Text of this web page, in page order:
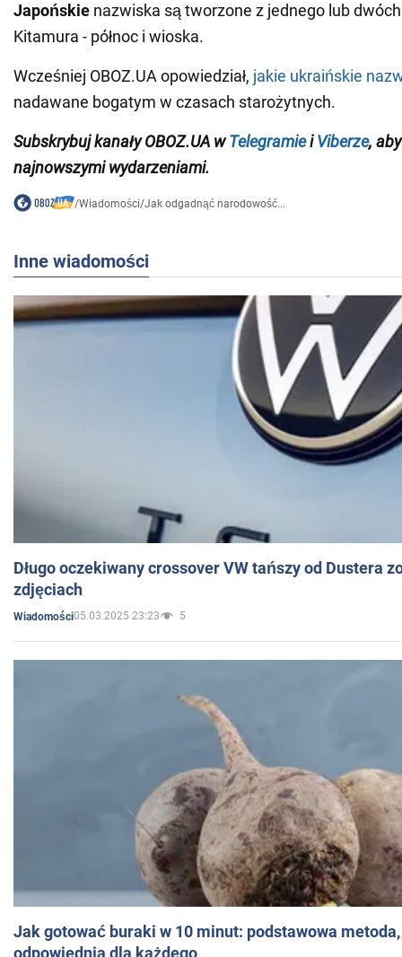
Japońskie nazwiska są tworzone z jednego lub dwóch
Kitamura - północ i wioska.
Wcześniej OBOZ.UA opowiedział, jakie ukraińskie
nadawane bogatym w czasach starożytnych.
Subskrybuj kanałyOBOZ.UA wTelegramieiViberze,
najnowszymi wydarzeniami.
/Wiadomości/Jak odgadnąć narodowość...
Inne wiadomości
Długo oczekiwany crossover VW tańszy od Dustera
zdjęciach
Wiadomości05.03.2025 23:23 5
Jak gotować buraki w 10 minut: podstawowa